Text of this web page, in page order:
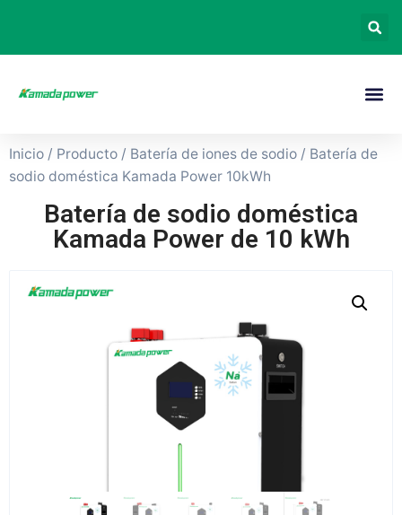
Inicio / Producto / Batería de iones de sodio / Batería de
sodio doméstica Kamada Power 10kWh
Batería de sodio doméstica
Kamada Power de 10 kWh